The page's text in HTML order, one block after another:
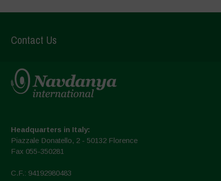
Contact Us
Headquarters in Italy:
Piazzale Donatello, 2 - 50132 Florence
Fax 055-350281
C.F.: 94192980483